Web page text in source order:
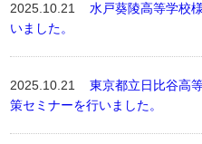
2025.10.21水戸葵陵高等学校
いました。
2025.10.21東京都立日比谷高
策セミナーを行いました。